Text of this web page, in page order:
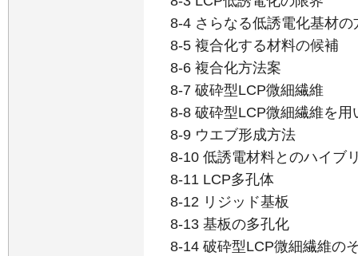
8-4 さらなる低誘電化基材の
8-5 複合化する材料の候補
8-6 複合化方法案
8-7 破砕型LCP微細繊維
8-8 破砕型LCP微細繊維を用
8-9 ウエブ形成方法
8-10 低誘電材料とのハイブ
8-11 LCP多孔体
8-12 リジッド基板
8-13 基板の多孔化
8-14 破砕型LCP微細繊維の